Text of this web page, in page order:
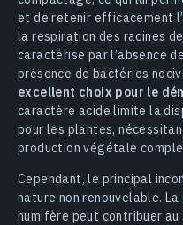
et de retenir efficacement
la respiration des racines
caractérise par l’absence
présence de bactéries
excellent choix pour le
caractère acide limite la
pour les plantes,
production végétale
Cependant, le principal
nature non renouvelable.
humifère peut contribuer